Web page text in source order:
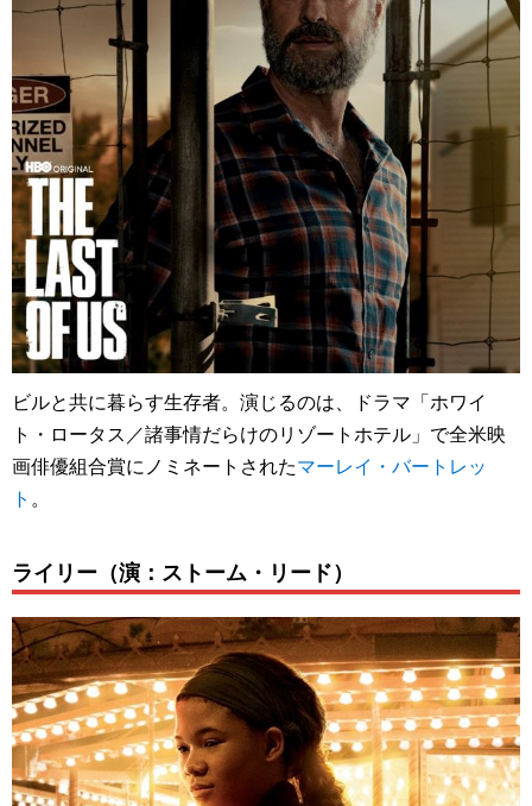
ビルと共に暮らす生存者。演じるのは、ドラマ「ホワイ
ト・ロータス／諸事情だらけのリゾートホテル」で全米映
画俳優組合賞にノミネートされたマーレイ・バートレッ
ト 。
ライリー（演：ストーム・リード）